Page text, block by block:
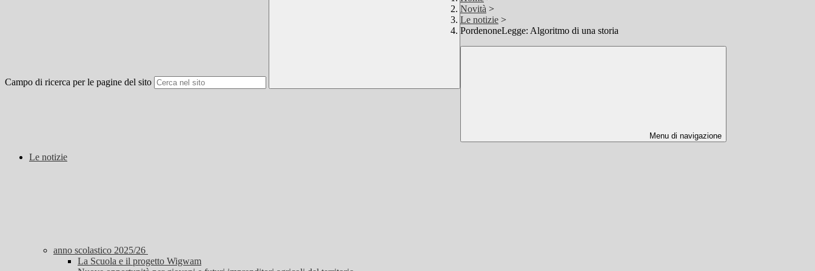
Campo di ricerca per le pagine del sito
Novità >
Le notizie >
PordenoneLegge: Algoritmo di una storia
Menu di navigazione
Le notizie
anno scolastico 2025/26
La Scuola e il progetto Wigwam